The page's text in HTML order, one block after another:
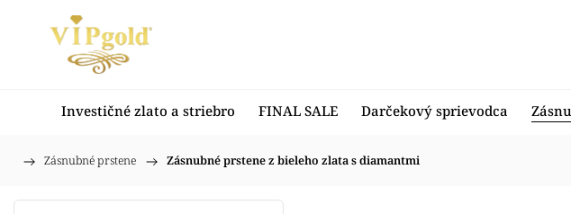
Investičné zlato a striebro FINAL SALE Darčekový sprievodca
Domov
/ Zásnubné prstene / Zásnubné prstene z bieleho zlata s diamantmi